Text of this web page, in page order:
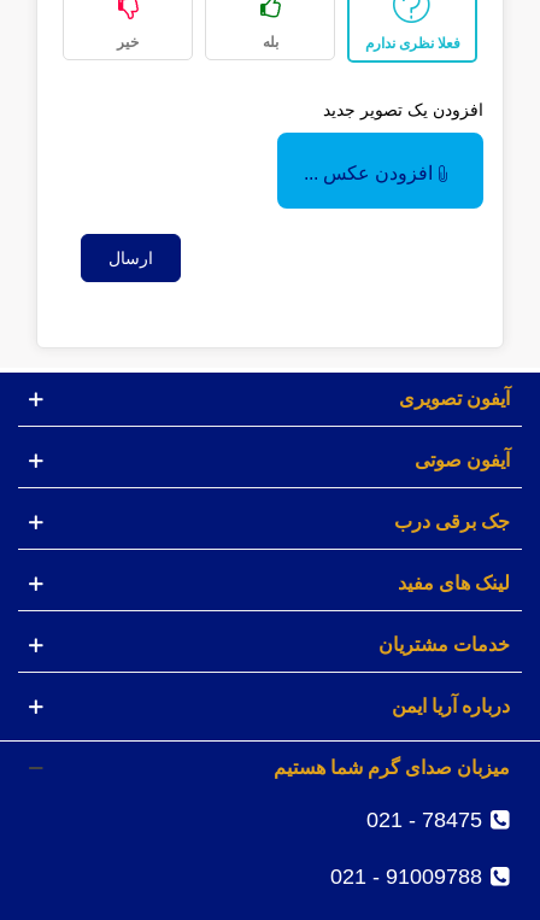
فعلا نظری ندارم بله خیر
افزودن یک تصویر جدید
افزودن عکس ...
ارسال
آیفون تصویری
آیفون صوتی
جک برقی درب
لینک های مفید
خدمات مشتریان
درباره آریا ایمن
میزبان صدای گرم شما هستیم
78475 - 021
91009788 - 021